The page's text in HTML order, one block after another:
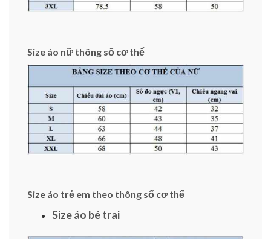
Size áo nữ thông số cơ thể
Size áo trẻ em theo thông số cơ thể
Size áo bé trai